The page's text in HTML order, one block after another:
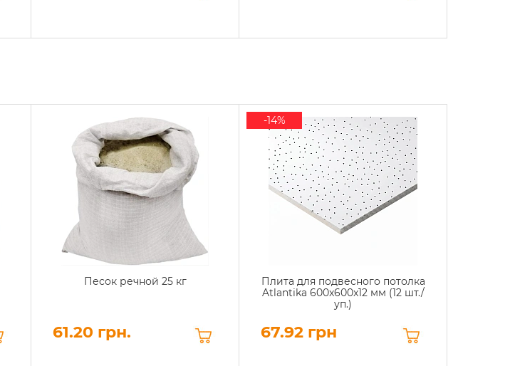
Песок речной 25 кг
61.20 грн.
Плита для подвесного потолка
Atlantika 600x600x12 мм (12 шт./
уп.)
67.92 грн
-14%